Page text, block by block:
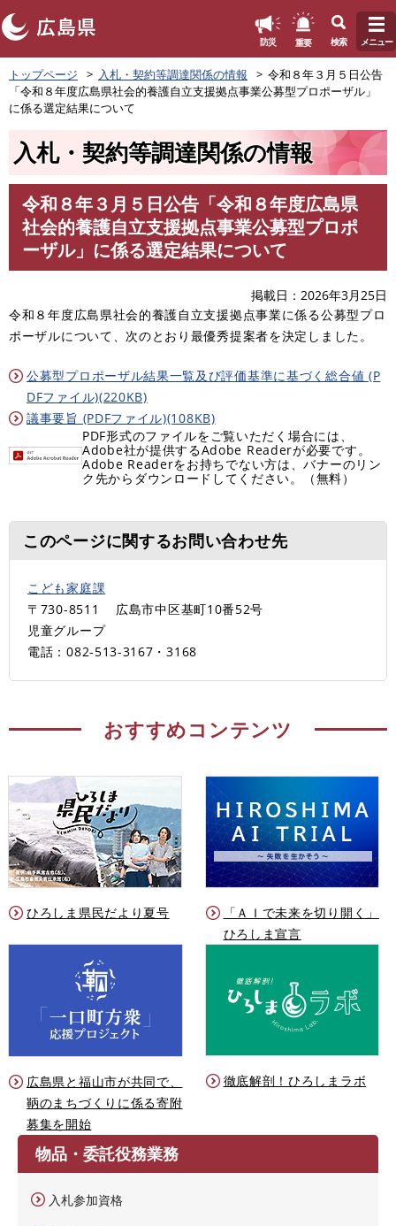
ペ
ー
の
防災 重要 検索 メニュー
トップページ 入札・契約等調達関係の情報
令和８年３月５日公告
「令和８年度広島県社会的養護自立支援拠点事業公募型プロポーザル」
に係る選定結果について
入札・契約等調達関係の情報
令和８年３月５日公告「令和８年度広島県
社会的養護自立支援拠点事業公募型プロポ
ーザル」に係る選定結果について
掲載日
2026年3月25日
令和８年度広島県社会的養護自立支援拠点事業に係る公募型プロ
ポーザルについて、次のとおり最優秀提案者を決定しました。
公募型プロポーザル結果一覧及び評価基準に基づく総合値 (P
DFファイル)(220KB)
議事要旨 (PDFファイル)(108KB)
PDF形式のファイルをご覧いただく場合には、
Adobe社が提供するAdobe Readerが必要です。
Adobe Readerをお持ちでない方は、バナーのリン
ク先からダウンロードしてください。（無料）
このページに関するお問い合わせ先
こども家庭課
〒730-8511
広島市中区基町10番52号
児童グループ
電話：082-513-3167・3168
おすすめコンテンツ
ひろしま県民だより夏号
「ＡＩで未来を切り開く」
ひろしま宣言
広島県と福山市が共同で、
鞆のまちづくりに係る寄附
募集を開始
徹底解剖！ひろしまラボ
物品・委託役務業務
入札参加資格